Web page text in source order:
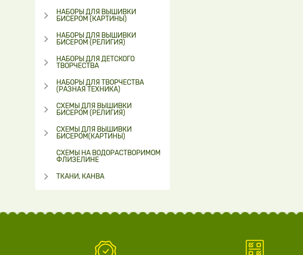
НАБОРЫ ДЛЯ ВЫШИВКИ
БИСЕРОМ (КАРТИНЫ)
НАБОРЫ ДЛЯ ВЫШИВКИ
БИСЕРОМ (РЕЛИГИЯ)
НАБОРЫ ДЛЯ ДЕТСКОГО
ТВОРЧЕСТВА
НАБОРЫ ДЛЯ ТВОРЧЕСТВА
(РАЗНАЯ ТЕХНИКА)
СХЕМЫ ДЛЯ ВЫШИВКИ
БИСЕРОМ (РЕЛИГИЯ)
СХЕМЫ ДЛЯ ВЫШИВКИ
БИСЕРОМ(КАРТИНЫ)
СХЕМЫ НА ВОДОРАСТВОРИМОМ
ФЛИЗЕЛИНЕ
ТКАНИ, КАНВА